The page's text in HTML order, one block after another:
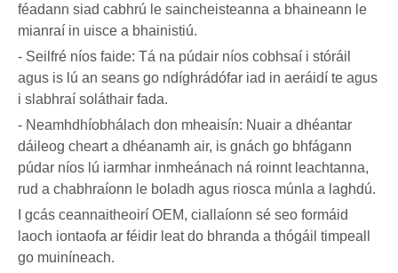
féadann siad cabhrú le saincheisteanna a bhaineann le
mianraí in uisce a bhainistiú.
- Seilfré níos faide: Tá na púdair níos cobhsaí i stóráil
agus is lú an seans go ndíghrádófar iad in aeráidí te agus
i slabhraí soláthair fada.
- Neamhdhíobhálach don mheaisín: Nuair a dhéantar
dáileog cheart a dhéanamh air, is gnách go bhfágann
púdar níos lú iarmhar inmheánach ná roinnt leachtanna,
rud a chabhraíonn le boladh agus riosca múnla a laghdú.
I gcás ceannaitheoirí OEM, ciallaíonn sé seo formáid
laoch iontaofa ar féidir leat do bhranda a thógáil timpeall
go muiníneach.